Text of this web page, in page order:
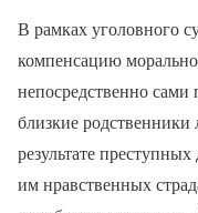
В рамках уголовного
компенсацию
непосредственно
близкие родственники
результате
им нравственных